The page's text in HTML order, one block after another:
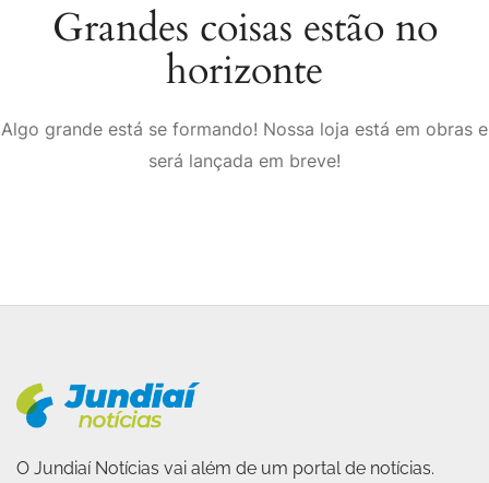
Grandes coisas estão no
horizonte
Algo grande está se formando! Nossa loja está em obras e
será lançada em breve!
O Jundiaí Notícias vai além de um portal de notícias.